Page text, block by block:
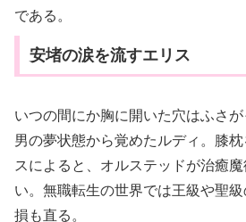
である。
安堵の涙を流すエリス
いつの間にか胸に開いた穴はふさ
男の夢状態から覚めたルディ。膝
スによると、オルステッドが治癒
い。無職転生の世界では王級や聖
損も直る。